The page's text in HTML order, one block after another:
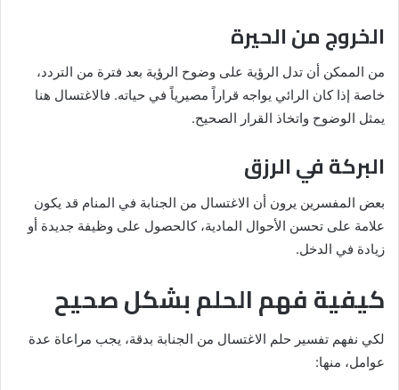
الخروج من الحيرة
من الممكن أن تدل الرؤية على وضوح الرؤية بعد فترة من التردد،
خاصة إذا كان الرائي يواجه قراراً مصيرياً في حياته. فالاغتسال هنا
يمثل الوضوح واتخاذ القرار الصحيح.
البركة في الرزق
بعض المفسرين يرون أن الاغتسال من الجنابة في المنام قد يكون
علامة على تحسن الأحوال المادية، كالحصول على وظيفة جديدة أو
زيادة في الدخل.
كيفية فهم الحلم بشكل صحيح
لكي نفهم تفسير حلم الاغتسال من الجنابة بدقة، يجب مراعاة عدة
عوامل، منها: